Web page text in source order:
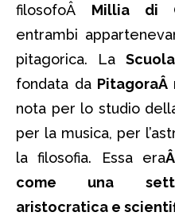
filosofoÂ Millia di
entrambi
pitagorica. La
fondata da PitagoraÂ
nota per lo studio
per la musica, per
la filosofia. Essa era
come una
aristocratica e